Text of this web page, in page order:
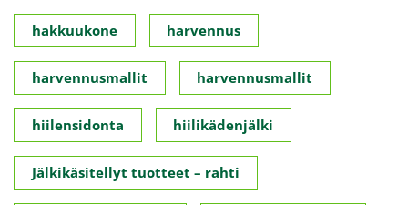
hakkuukone harvennus
harvennusmallit harvennusmallit
hiilensidonta hiilikädenjälki
Jälkikäsitellyt tuotteet – rahti